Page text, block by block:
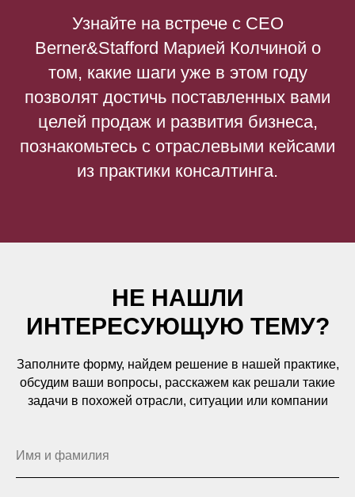
Узнайте на встрече с CEO
Berner&Stafford Марией Колчиной о
том, какие шаги уже в этом году
позволят достичь поставленных вами
целей продаж и развития бизнеса,
познакомьтесь с отраслевыми кейсами
из практики консалтинга.
НЕ НАШЛИ
ИНТЕРЕСУЮЩУЮ ТЕМУ?
Заполните форму, найдем решение в нашей практике,
обсудим ваши вопросы, расскажем как решали такие
задачи в похожей отрасли, ситуации или компании
Имя и фамилия